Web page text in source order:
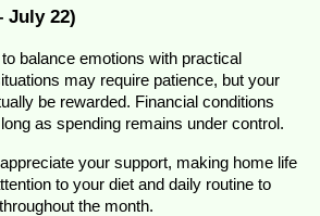
July 22)
balance emotions with practical
may require patience, but your
be rewarded. Financial conditions
as spending remains under control.
your support, making home life
to your diet and daily routine to
the month.